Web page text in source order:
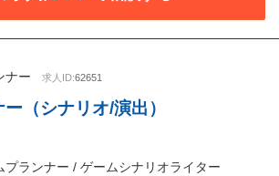
ナー 求人ID:62651
（シナリオ/演出）
プランナー / ゲームシナリオライター